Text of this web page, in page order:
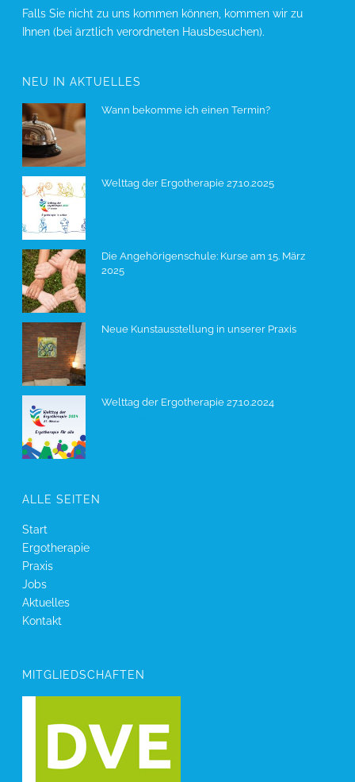
Falls Sie nicht zu uns kommen können, kommen wir zu
Ihnen (bei ärztlich verordneten Hausbesuchen).
NEU IN AKTUELLES
Wann bekomme ich einen Termin?
Welttag der Ergotherapie 27.10.2025
Die Angehörigenschule: Kurse am 15. März
2025
Neue Kunstausstellung in unserer Praxis
Welttag der Ergotherapie 27.10.2024
ALLE SEITEN
Start
Ergotherapie
Praxis
Jobs
Aktuelles
Kontakt
MITGLIEDSCHAFTEN